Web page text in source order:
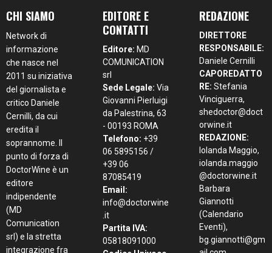
CHI SIAMO
Network di
informazione
che nasce nel
2011 su iniziativa
del giornalista e
critico Daniele
Cernilli, da cui
eredita il
soprannome. Il
punto di forza di
DoctorWine è un
editore
indipendente
(MD
Comunication
srl) e la stretta
integrazione fra
EDITORE E
CONTATTI
Editore: MD
COMUNICATION
srl
Sede Legale: Via
Giovanni Pierluigi
da Palestrina, 63
- 00193 ROMA
Telefono: +39
06 5895156 /
+39 06
87085419
Email:
info@doctorwine
.it
Partita IVA:
05818091000
REDAZIONE
DIRETTORE
RESPONSABILE:
Daniele Cernilli
CAPOREDATTO
RE: Stefania
Vinciguerra,
shedoctor@doct
orwine.it
REDAZIONE:
Iolanda Maggio,
iolanda.maggio
@doctorwine.it
Barbara
Giannotti
(Calendario
Eventi),
bg.giannotti@gm